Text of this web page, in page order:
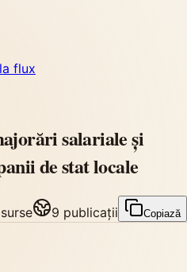
la flux
salariale și
de stat locale
surse 9 publicații Copiază